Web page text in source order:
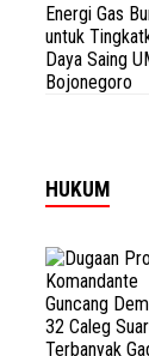
HUKUM